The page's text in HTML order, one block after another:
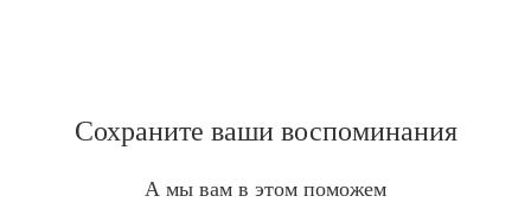
Сохраните ваши воспоминания
А мы вам в этом поможем